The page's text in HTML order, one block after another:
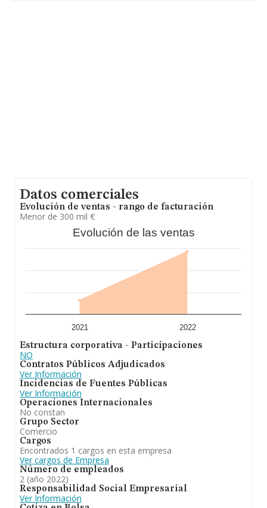
Datos comerciales
Evolución de ventas - rango de facturación
Menor de 300 mil €
Evolución de las ventas
2021 2022
Estructura corporativa - Participaciones
NO
Contratos Públicos Adjudicados
Ver Información
Incidencias de Fuentes Públicas
Ver Información
Operaciones Internacionales
No constan
Grupo Sector
Comercio
Cargos
Encontrados 1 cargos en esta empresa
Ver cargos de Empresa
Número de empleados
2 (año 2022)
Responsabilidad Social Empresarial
Ver Información